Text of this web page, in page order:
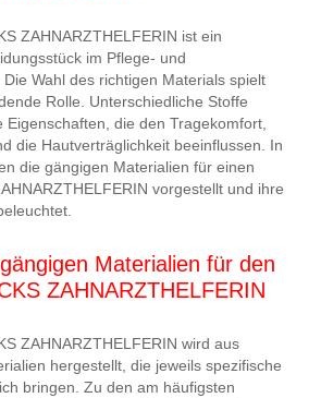
ZAHNARZTHELFERIN ist ein
im Pflege- und
Wahl des richtigen Materials spielt
Rolle. Unterschiedliche Stoffe
Eigenschaften, die den Tragekomfort,
die Hautverträglichkeit beeinflussen. In
die gängigen Materialien für einen
vorgestellt und ihre
Materialien für den
ZAHNARZTHELFERIN
ZAHNARZTHELFERIN wird aus
hergestellt, die jeweils spezifische
bringen. Zu den am häufigsten